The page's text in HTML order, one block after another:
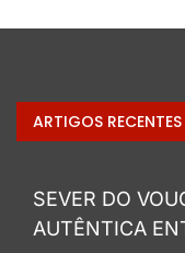
ARTIGOS RECENTES
SEVER DO
AUTÊNTICA